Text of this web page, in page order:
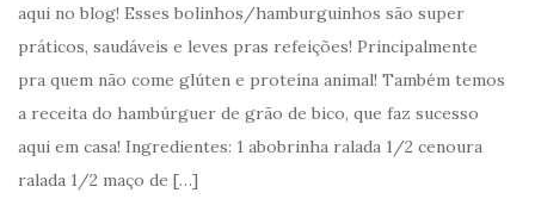
aqui no blog! Esses bolinhos/hamburguinhos são super
práticos, saudáveis e leves pras refeições! Principalmente
pra quem não come glúten e proteína animal! Também temos
a receita do hambúrguer de grão de bico, que faz sucesso
aqui em casa! Ingredientes: 1 abobrinha ralada 1/2 cenoura
ralada 1/2 maço de […]